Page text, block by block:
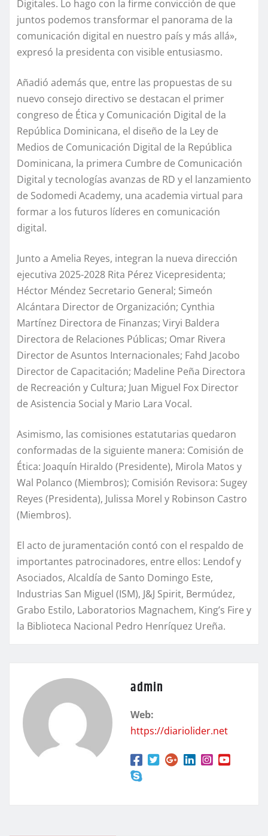
Digitales. Lo hago con la firme convicción de que
juntos podemos transformar el panorama de la
comunicación digital en nuestro país y más allá»,
expresó la presidenta con visible entusiasmo.
Añadió además que, entre las propuestas de su
nuevo consejo directivo se destacan el primer
congreso de Ética y Comunicación Digital de la
República Dominicana, el diseño de la Ley de
Medios de Comunicación Digital de la República
Dominicana, la primera Cumbre de Comunicación
Digital y tecnologías avanzas de RD y el lanzamiento
de Sodomedi Academy, una academia virtual para
formar a los futuros líderes en comunicación
digital.
Junto a Amelia Reyes, integran la nueva dirección
ejecutiva 2025-2028 Rita Pérez Vicepresidenta;
Héctor Méndez Secretario General; Simeón
Alcántara Director de Organización; Cynthia
Martínez Directora de Finanzas; Viryi Baldera
Directora de Relaciones Públicas; Omar Rivera
Director de Asuntos Internacionales; Fahd Jacobo
Director de Capacitación; Madeline Peña Directora
de Recreación y Cultura; Juan Miguel Fox Director
de Asistencia Social y Mario Lara Vocal.
Asimismo, las comisiones estatutarias quedaron
conformadas de la siguiente manera: Comisión de
Ética: Joaquín Hiraldo (Presidente), Mirola Matos y
Wal Polanco (Miembros); Comisión Revisora: Sugey
Reyes (Presidenta), Julissa Morel y Robinson Castro
(Miembros).
El acto de juramentación contó con el respaldo de
importantes patrocinadores, entre ellos: Lendof y
Asociados, Alcaldía de Santo Domingo Este,
Industrias San Miguel (ISM), J&J Spirit, Bermúdez,
Grabo Estilo, Laboratorios Magnachem, King’s Fire y
la Biblioteca Nacional Pedro Henríquez Ureña.
admin
Web:
https://diariolider.net